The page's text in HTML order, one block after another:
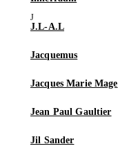
J.L-A.L
Jacquemus
Jacques Marie Mage
Jean Paul Gaultier
Jil Sander